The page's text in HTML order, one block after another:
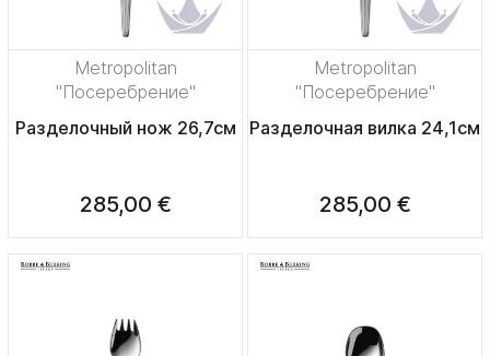
Metropolitan
"Посеребрение"
Разделочный нож 26,7см
285,00 €
Metropolitan
"Посеребрение"
Разделочная вилка 24,1см
285,00 €